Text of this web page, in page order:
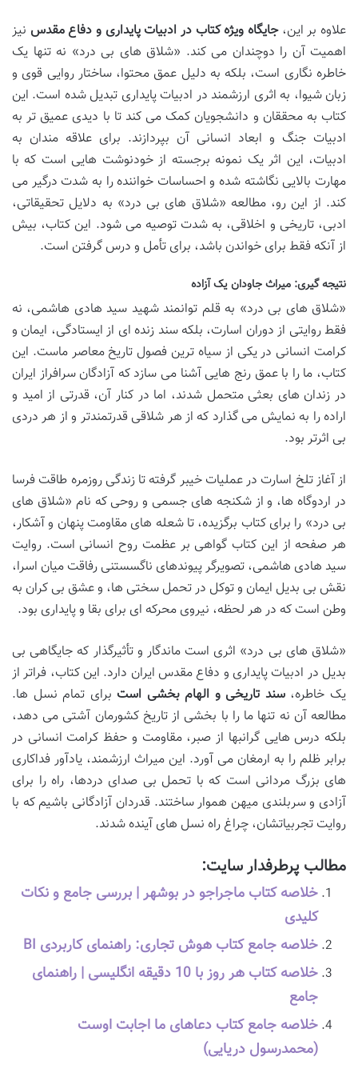
علاوه بر این،جایگاه ویژه کتاب در ادبیات پایداری و دفاع مقدس نیز
اهمیت آن را دوچندان می کند. «شلاق های بی درد» نه تنها یک
خاطره نگاری است، بلکه به دلیل عمق محتوا، ساختار روایی قوی و
زبان شیوا، به اثری ارزشمند در ادبیات پایداری تبدیل شده است. این
کتاب به محققان و دانشجویان کمک می کند تا با دیدی عمیق تر به
ادبیات جنگ و ابعاد انسانی آن بپردازند. برای علاقه مندان به
ادبیات، این اثر یک نمونه برجسته از خودنوشت هایی است که با
مهارت بالایی نگاشته شده و احساسات خواننده را به شدت درگیر می
کند. از این رو، مطالعه «شلاق های بی درد» به دلایل تحقیقاتی،
ادبی، تاریخی و اخلاقی، به شدت توصیه می شود. این کتاب، بیش
از آنکه فقط برای خواندن باشد، برای تأمل و درس گرفتن است.
نتیجه گیری: میراث جاودان یک آزاده
«شلاق های بی درد» به قلم توانمند شهید سید هادی هاشمی، نه
فقط روایتی از دوران اسارت، بلکه سند زنده ای از ایستادگی، ایمان و
کرامت انسانی در یکی از سیاه ترین فصول تاریخ معاصر ماست. این
کتاب، ما را با عمق رنج هایی آشنا می سازد که آزادگان سرافراز ایران
در زندان های بعثی متحمل شدند، اما در کنار آن، قدرتی از امید و
اراده را به نمایش می گذارد که از هر شلاقی قدرتمندتر و از هر دردی
بی اثرتر بود.
از آغاز تلخ اسارت در عملیات خیبر گرفته تا زندگی روزمره طاقت فرسا
در اردوگاه ها، و از شکنجه های جسمی و روحی که نام «شلاق های
بی درد» را برای کتاب برگزیده، تا شعله های مقاومت پنهان و آشکار،
هر صفحه از این کتاب گواهی بر عظمت روح انسانی است. روایت
سید هادی هاشمی، تصویرگر پیوندهای ناگسستنی رفاقت میان اسرا،
نقش بی بدیل ایمان و توکل در تحمل سختی ها، و عشق بی کران به
وطن است که در هر لحظه، نیروی محرکه ای برای بقا و پایداری بود.
«شلاق های بی درد» اثری است ماندگار و تأثیرگذار که جایگاهی بی
بدیل در ادبیات پایداری و دفاع مقدس ایران دارد. این کتاب، فراتر از
یک خاطره،سند تاریخی و الهام بخشی است برای تمام نسل ها.
مطالعه آن نه تنها ما را با بخشی از تاریخ کشورمان آشتی می دهد،
بلکه درس هایی گرانبها از صبر، مقاومت و حفظ کرامت انسانی در
برابر ظلم را به ارمغان می آورد. این میراث ارزشمند، یادآور فداکاری
های بزرگ مردانی است که با تحمل بی صدای دردها، راه را برای
آزادی و سربلندی میهن هموار ساختند. قدردان آزادگانی باشیم که با
روایت تجربیاتشان، چراغ راه نسل های آینده شدند.
مطالب پرطرفدار سایت:
خلاصه کتاب ماجراجو در بوشهر | بررسی جامع و نکات
کلیدی
خلاصه جامع کتاب هوش تجاری: راهنمای کاربردی BI
خلاصه کتاب هر روز با 10 دقیقه انگلیسی | راهنمای
جامع
خلاصه جامع کتاب دعاهای ما اجابت اوست
(محمدرسول دریایی)